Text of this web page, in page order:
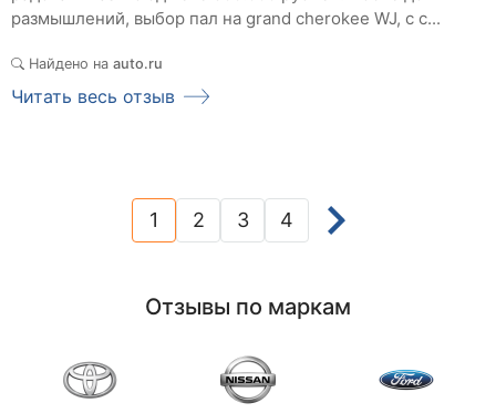
размышлений, выбор пал на grand cherokee WJ, с с...
Найдено на auto.ru
Читать весь отзыв
1(current)
2 3 4
Отзывы по маркам